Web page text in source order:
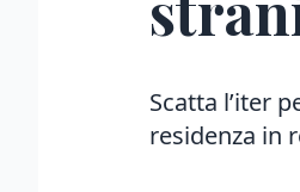
Scatta l’iter
residenza in